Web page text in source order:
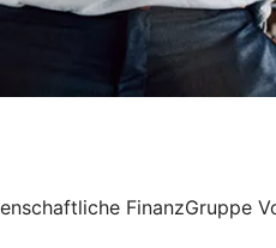
FinanzGruppe